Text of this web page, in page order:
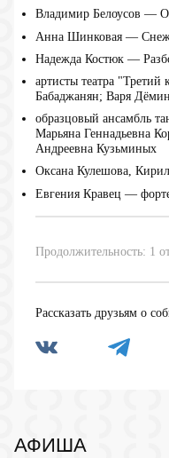
Владимир Белоусов —
Анна Шинковая —
Надежда Костюк —
артисты театра "Третий
Бабаджанян; Варя
образцовый ансамбль
Марьяна Геннадьевна
Андреевна Кузьминых
Оксана Кулешова,
Евгения Кравец —
Продолжительность: 1
Рассказать друзьям о
АФИША